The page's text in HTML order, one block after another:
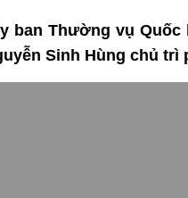
ban Thường vụ Quốc
Sinh Hùng chủ trì